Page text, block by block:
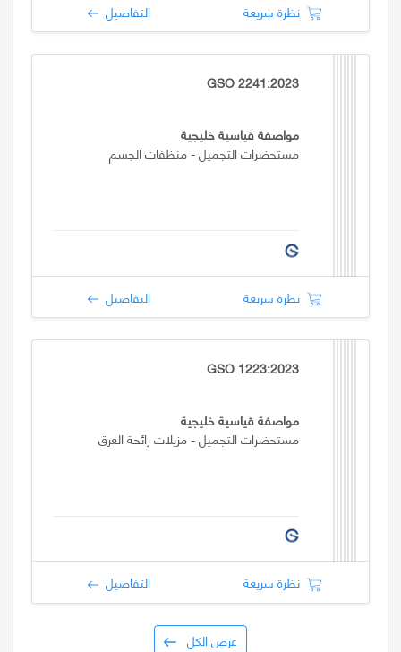
نظرة سريعة التفاصيل
GSO 2241:2023
مواصفة قياسية خليجية
مستحضرات التجميل - منظفات الجسم
نظرة سريعة التفاصيل
GSO 1223:2023
مواصفة قياسية خليجية
مستحضرات التجميل - مزيلات رائحة العرق
نظرة سريعة التفاصيل
عرض الكل